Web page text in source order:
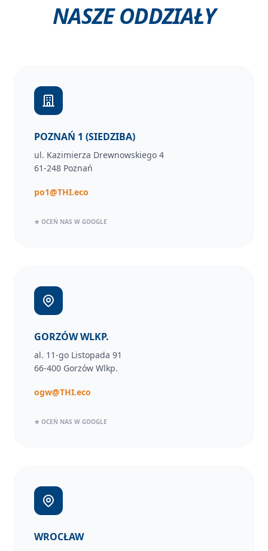
NASZE ODDZIAŁY
POZNAŃ 1 (SIEDZIBA)
ul. Kazimierza Drewnowskiego 4
61-248 Poznań
po1@THI.eco
★ OCEŃ NAS W GOOGLE
GORZÓW WLKP.
al. 11-go Listopada 91
66-400 Gorzów Wlkp.
ogw@THI.eco
★ OCEŃ NAS W GOOGLE
WROCŁAW